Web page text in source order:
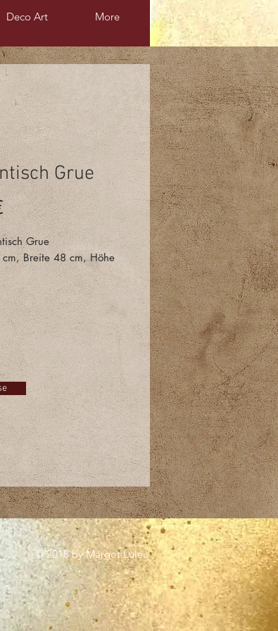
Deco Art More
Grue
Preis
Grue
Breite 48 cm, Höhe
Holz und Metall,
Art Deco-
dieses Tisches?
Button und schreiben
E-Mail!
© 2018 by Margot Lulei